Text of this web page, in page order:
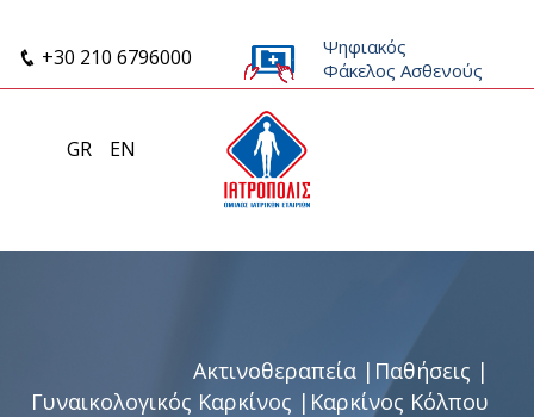
+30 210 6796000
GR EN
Ψηφιακός
Φάκελος Ασθενούς
Ακτινοθεραπεία | Παθήσεις |
Γυναικολογικός Καρκίνος | Καρκίνος Κόλπου